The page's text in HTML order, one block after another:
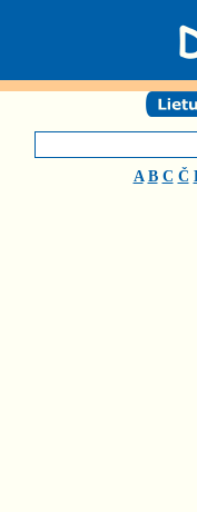
A B C Č